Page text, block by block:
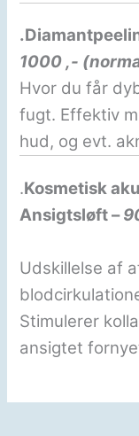
1000 ,-
Hvor du får
fugt. Effektiv
hud, og evt.
.Kosmetisk
Ansigtsløft –
Udskillelse af
Stimulerer
ansigtet